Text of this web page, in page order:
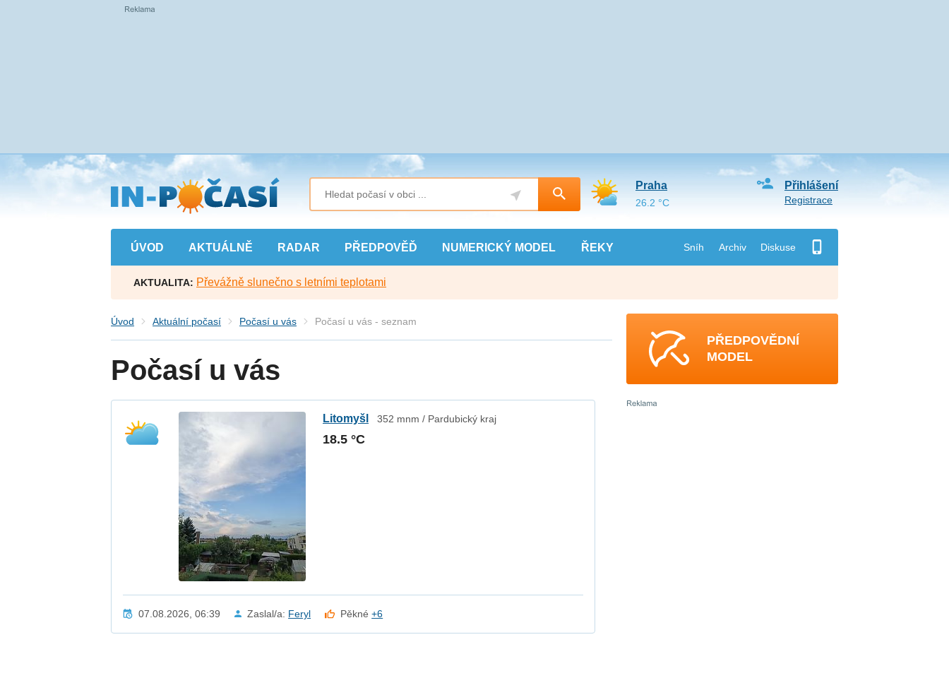
Přejít
na
hlavní
obsah
ÚVOD AKTUÁLNĚ RADAR PŘEDPOVĚĎ NUMERICKÝ MODEL ŘEKY Sníh Archiv Diskuse
Přihlášení
Registrace
Praha
26.2 °C
AKTUALITA: Převážně slunečno s letními teplotami
Úvod Aktuální počasí Počasí u vás Počasí u vás - seznam
Počasí u vás
Litomyšl 352 mnm / Pardubický kraj
18.5 °C
07.08.2026, 06:39 Zaslal/a: Feryl Pěkné+6
PŘEDPOVĚDNÍ
MODEL